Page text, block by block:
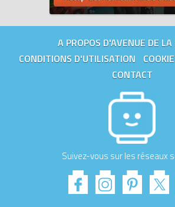
A PROPOS D'AVENUE DE LA
CONDITIONS D'UTILISATION
CONTACT
Suivez-vous sur les réseaux